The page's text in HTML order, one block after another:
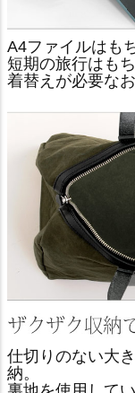
A4ファイルはも
短期の旅行はも
着替えが必要な
仕切りのない大
納。